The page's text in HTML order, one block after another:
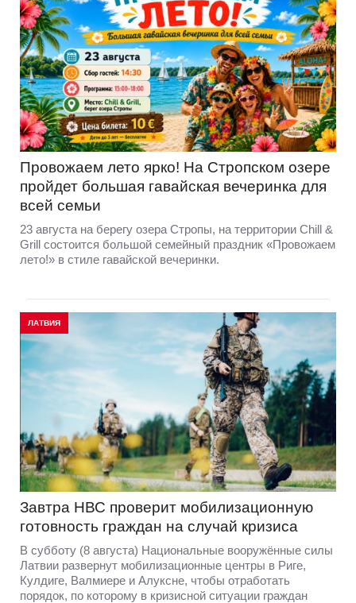
Провожаем лето ярко! На Стропском озере
пройдет большая гавайская вечеринка для
всей семьи
23 августа на берегу озера Стропы, на территории Chill &
Grill состоится большой семейный праздник «Провожаем
лето!» в стиле гавайской вечеринки.
ЛАТВИЯ
Завтра НВС проверит мобилизационную
готовность граждан на случай кризиса
В субботу (8 августа) Национальные вооружённые силы
Латвии развернут мобилизационные центры в Риге,
Кулдиге, Валмиере и Алуксне, чтобы отработать
порядок, по которому в кризисной ситуации граждан